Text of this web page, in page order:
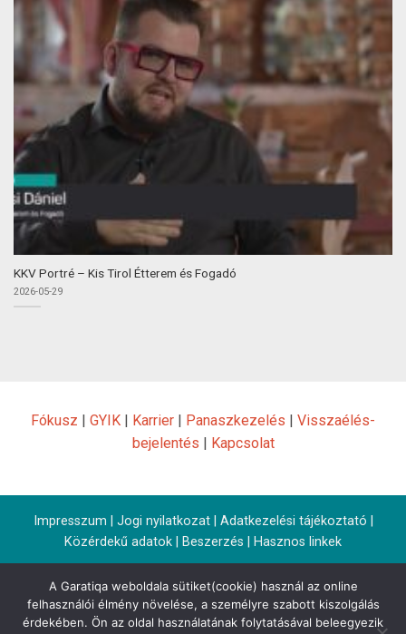
KKV Portré – Kis Tirol Étterem és Fogadó
2026-05-29
Fókusz | GYIK | Karrier | Panaszkezelés | Visszaélés-
bejelentés | Kapcsolat
Impresszum Jogi nyilatkozat| Adatkezelési tájékoztató
Közérdekű adatok
Beszerzés Hasznos linkek
A Garatiqa weboldala sütiket(cookie) használ az online
felhasználói élmény növelése, a személyre szabott kiszolgálás
érdekében. Ön az oldal használatának folytatásával beleegyezik